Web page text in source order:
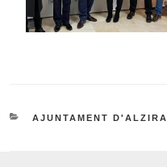
AJUNTAMENT D'ALZIRA